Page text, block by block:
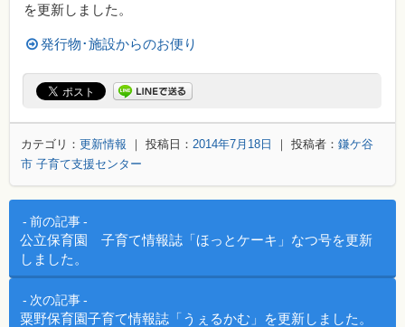
を更新しました。
発行物･施設からのお便り
カテゴリ： 更新情報 ｜ 投稿日： 2014年7月18日 ｜ 投稿者： 鎌ケ谷
市 子育て支援センター
投稿ナビゲーション
前の記事
公立保育園 子育て情報誌「ほっとケーキ」なつ号を更新
しました。
次の記事
粟野保育園子育て情報誌「うぇるかむ」を更新しました。